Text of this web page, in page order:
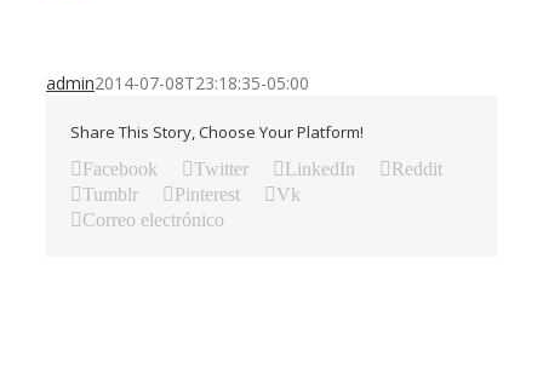
admin2014-07-08T23:18:35-05:00
Share This Story, Choose Your Platform!
Facebook Twitter LinkedIn
Reddit
Tumblr
Pinterest
Vk
Correo electrónico